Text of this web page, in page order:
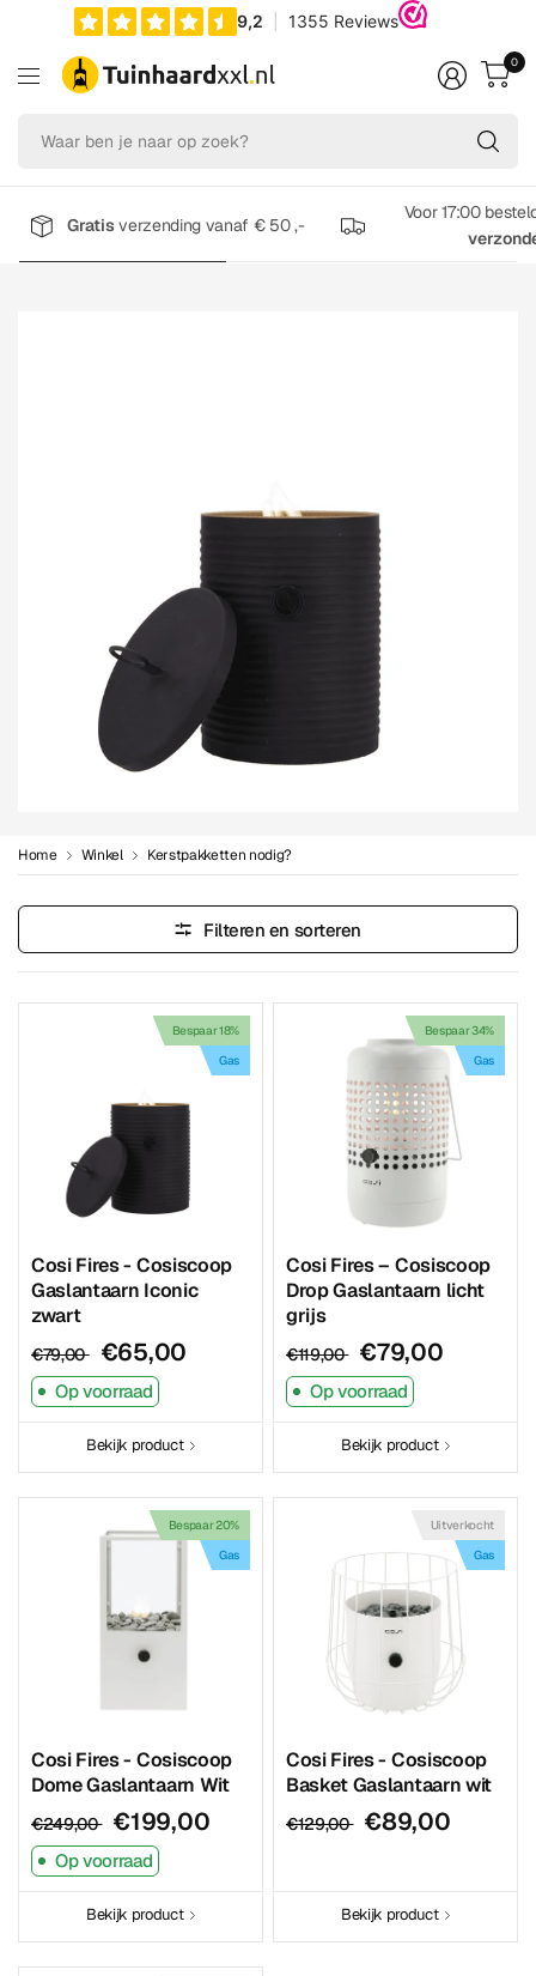
op
0
Gratisverzending vanaf € 50 ,-
Voor 17:00
Home Winkel Kerstpakketten nodig?
Filteren en sorteren
Bespaar 18%
Gas
Cosi Fires - Cosiscoop
Gaslantaarn Iconic
zwart
€79,00 €65,00
Op voorraad
Bekijk product
Bespaar 34%
Gas
Cosi Fires – Cosiscoop
Drop Gaslantaarn licht
grijs
€119,00 €79,00
Op voorraad
Bekijk product
Bespaar 20%
Gas
Cosi Fires - Cosiscoop
Dome Gaslantaarn Wit
€249,00 €199,00
Op voorraad
Bekijk product
Uitverkocht
Gas
Cosi Fires - Cosiscoop
Basket Gaslantaarn wit
€129,00 €89,00
Bekijk product